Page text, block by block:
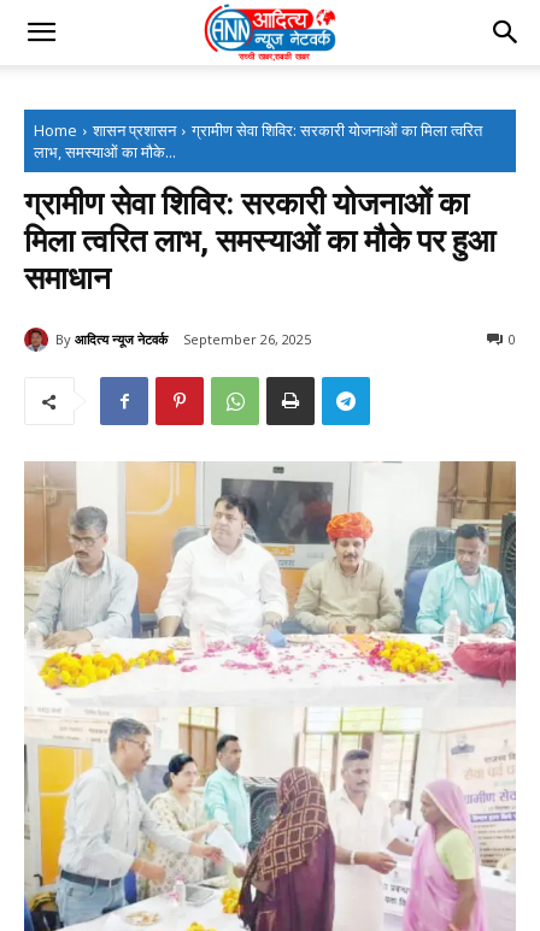
Home शासन प्रशासन
ग्रामीण सेवा शिविर: सरकारी योजनाओं का मिला त्वरित
लाभ, समस्याओं का मौके...
ग्रामीण सेवा शिविर: सरकारी योजनाओं का
मिला त्वरित लाभ, समस्याओं का मौके पर हुआ
समाधान
By आदित्य न्यूज नेटवर्क September 26, 2025 0